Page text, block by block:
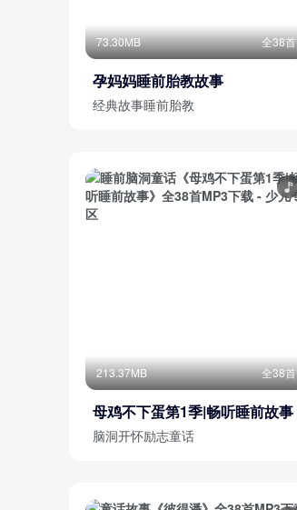
73.30MB 全38首
孕妈妈睡前胎教故事
经典故事睡前胎教
213.37MB 全38首
母鸡不下蛋第1季|畅听睡前故事
脑洞开怀励志童话